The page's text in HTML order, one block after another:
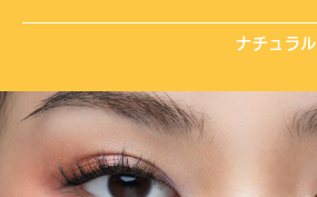
ナチュラル